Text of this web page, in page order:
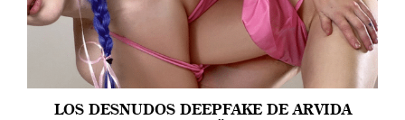
LOS DESNUDOS DEEPFAKE DE ARVIDA